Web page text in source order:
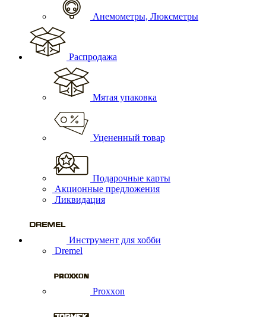
Анемометры, Люксметры
Распродажа
Мятая упаковка
Уцененный товар
Подарочные карты
Акционные предложения
Ликвидация
Инструмент для хобби
Dremel
Proxxon